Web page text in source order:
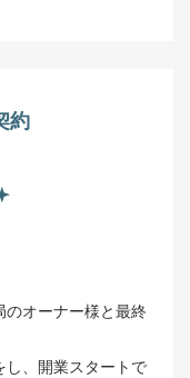
約
オーナー様と最終
し、開業スタートで